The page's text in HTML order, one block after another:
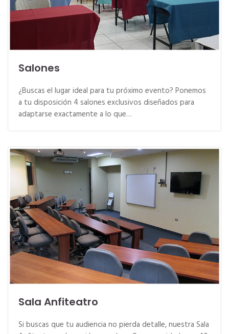
Salones
¿Buscas el lugar ideal para tu próximo evento? Ponemos
a tu disposición 4 salones exclusivos diseñados para
adaptarse exactamente a lo que…
Sala Anfiteatro
Si buscas que tu audiencia no pierda detalle, nuestra Sala